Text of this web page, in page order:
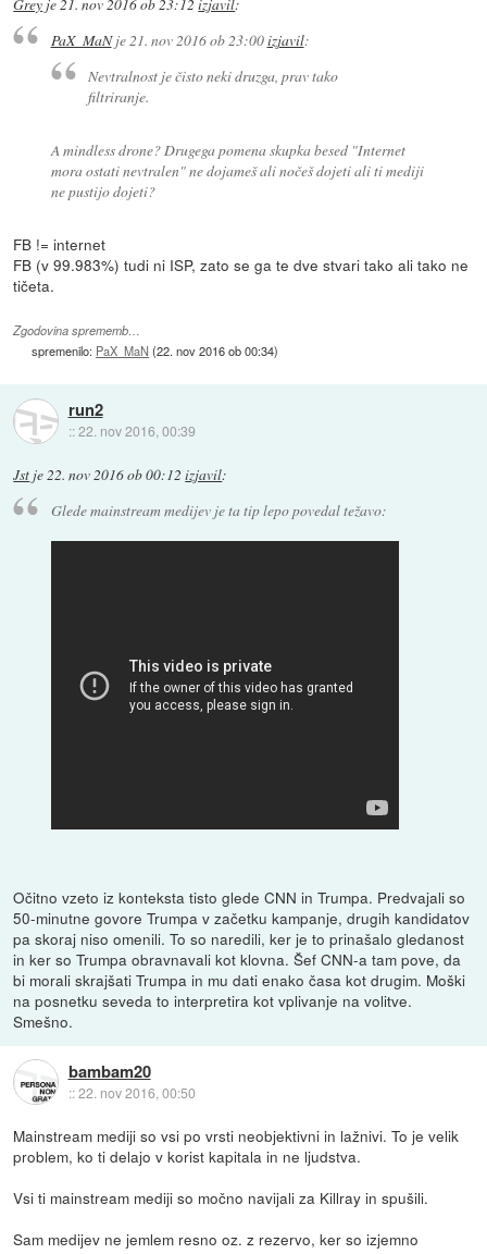
Grey je21. nov 2016 ob 23:12 izjavil:
PaX_MaNje21. nov 2016 ob 23:00izjavil:
Nevtralnost je čisto neki druzga, prav tako
filtriranje.
A mindless drone? Drugega pomena skupka besed "Internet
mora ostati nevtralen" ne dojameš ali nočeš dojeti ali ti mediji
ne pustijo dojeti?
FB != internet
FB (v 99.983%) tudi ni ISP, zato se ga te dve stvari tako ali tako ne
tičeta.
Zgodovina sprememb…
spremenilo: PaX_MaN(22. nov 2016 ob 00:34)
run2
::22. nov 2016, 00:39
Jst je22. nov 2016 ob 00:12 izjavil:
Glede mainstream medijev je ta tip lepo povedal težavo:
Očitno vzeto iz konteksta tisto glede CNN in Trumpa. Predvajali so
50-minutne govore Trumpa v začetku kampanje, drugih kandidatov
pa skoraj niso omenili. To so naredili, ker je to prinašalo gledanost
in ker so Trumpa obravnavali kot klovna. Šef CNN-a tam pove, da
bi morali skrajšati Trumpa in mu dati enako časa kot drugim. Moški
na posnetku seveda to interpretira kot vplivanje na volitve.
Smešno.
bambam20
::22. nov 2016, 00:50
Mainstream mediji so vsi po vrsti neobjektivni in lažnivi. To je velik
problem, ko ti delajo v korist kapitala in ne ljudstva.
Vsi ti mainstream mediji so močno navijali za Killray in spušili.
Sam medijev ne jemlem resno oz. z rezervo, ker so izjemno